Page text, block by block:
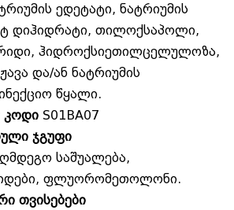
ედეტატი, ნატრიუმის
დიჰიდრატი, თილოქსაპოლი,
ჰიდროქსიეთილცელულოზა,
და/ან ნატრიუმის
წყალი.
კოდი S01BA07
ჯგუფი
საშუალება,
ფლუორომეთოლონი.
თვისებები